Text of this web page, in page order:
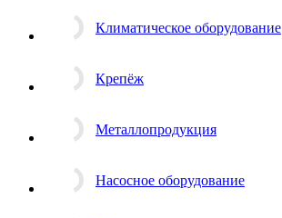
Климатическое оборудование
Крепёж
Металлопродукция
Насосное оборудование